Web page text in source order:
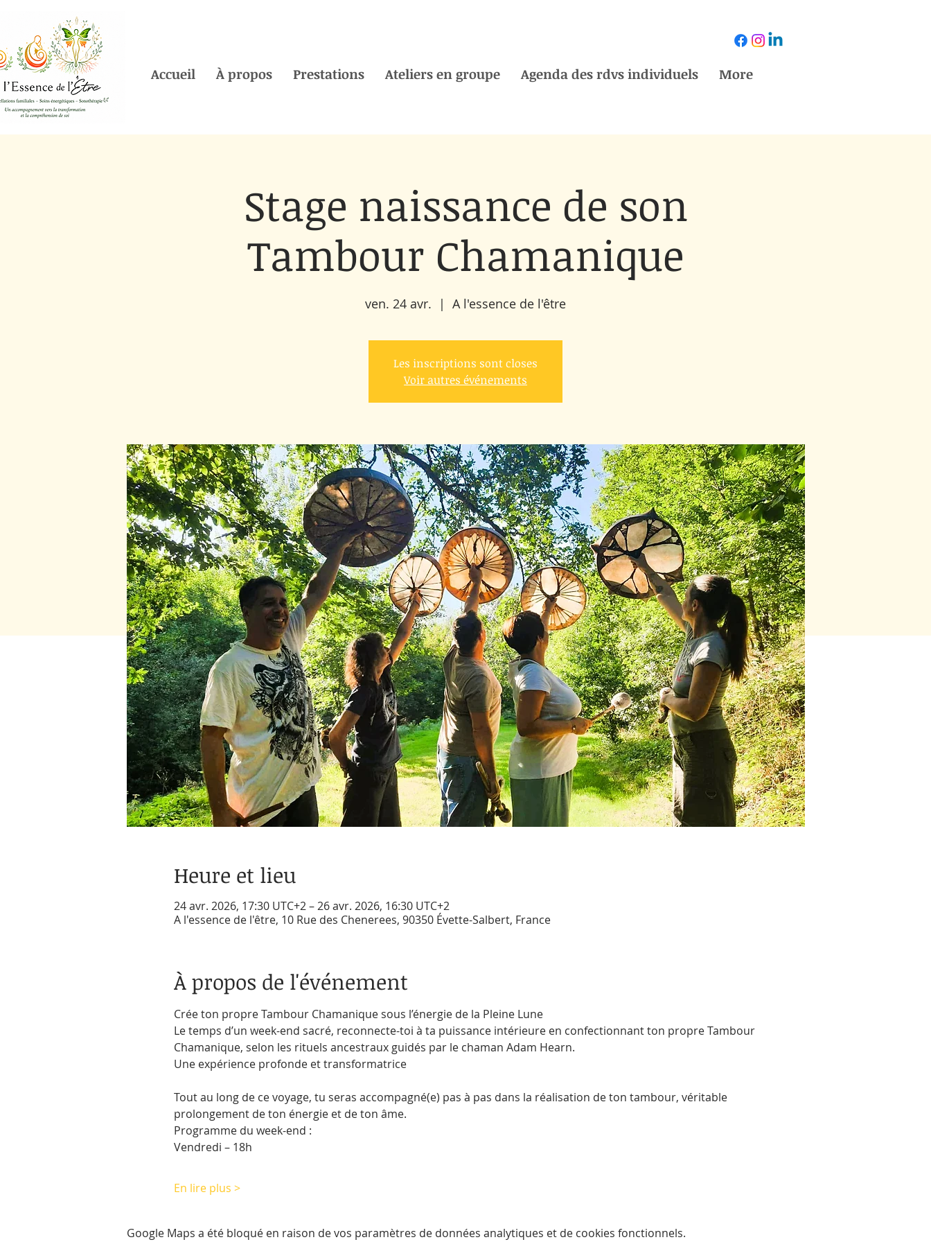
Accueil À propos Prestations Ateliers en groupe Agenda des rdvs individuels More
Stage naissance de son
Tambour Chamanique
ven. 24 avr.
  |
A l'essence de l'être
Les inscriptions sont closes
Voir autres événements
Heure et lieu
24 avr. 2026, 17:30 UTC+2 – 26 avr. 2026, 16:30 UTC+2
A l'essence de l'être, 10 Rue des Chenerees, 90350 Évette-Salbert, France
À propos de l'événement
Crée ton propre Tambour Chamanique sous l’énergie de la Pleine Lune
Le temps d’un week-end sacré, reconnecte-toi à ta puissance intérieure en confectionnant ton propre Tambour
Chamanique, selon les rituels ancestraux guidés par le chaman Adam Hearn.
Une expérience profonde et transformatrice
Tout au long de ce voyage, tu seras accompagné(e) pas à pas dans la réalisation de ton tambour, véritable
prolongement de ton énergie et de ton âme.
Programme du week-end :
Vendredi – 18h
En lire plus >
Google Maps a été bloqué en raison de vos paramètres de données analytiques et de cookies fonctionnels.